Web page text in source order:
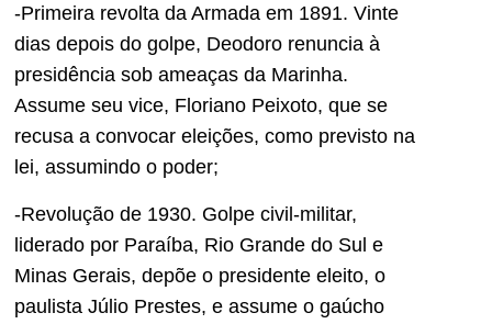
-Primeira revolta da Armada em 1891. Vinte
dias depois do golpe, Deodoro renuncia à
presidência sob ameaças da Marinha.
Assume seu vice, Floriano Peixoto, que se
recusa a convocar eleições, como previsto na
lei, assumindo o poder;
-Revolução de 1930. Golpe civil-militar,
liderado por Paraíba, Rio Grande do Sul e
Minas Gerais, depõe o presidente eleito, o
paulista Júlio Prestes, e assume o gaúcho